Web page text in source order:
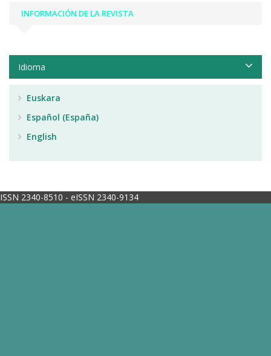
INFORMACIÓN DE LA REVISTA
Idioma
Euskara
Español (España)
English
ISSN 2340-8510 - eISSN 2340-9134